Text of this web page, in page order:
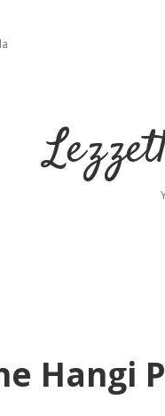
Hangi